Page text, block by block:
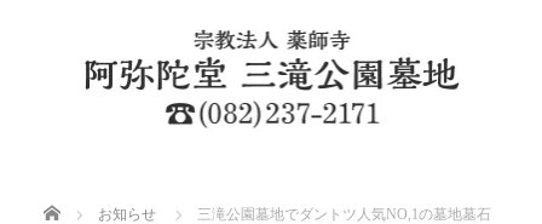
ホーム お知らせ
三滝公園墓地でダントツ人気NO,1の墓地墓石